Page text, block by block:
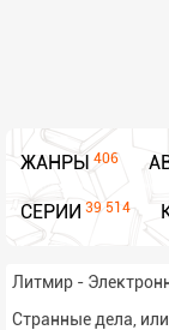
ЖАНРЫ 406
СЕРИИ 39 514
Литмир -
Странные дела,